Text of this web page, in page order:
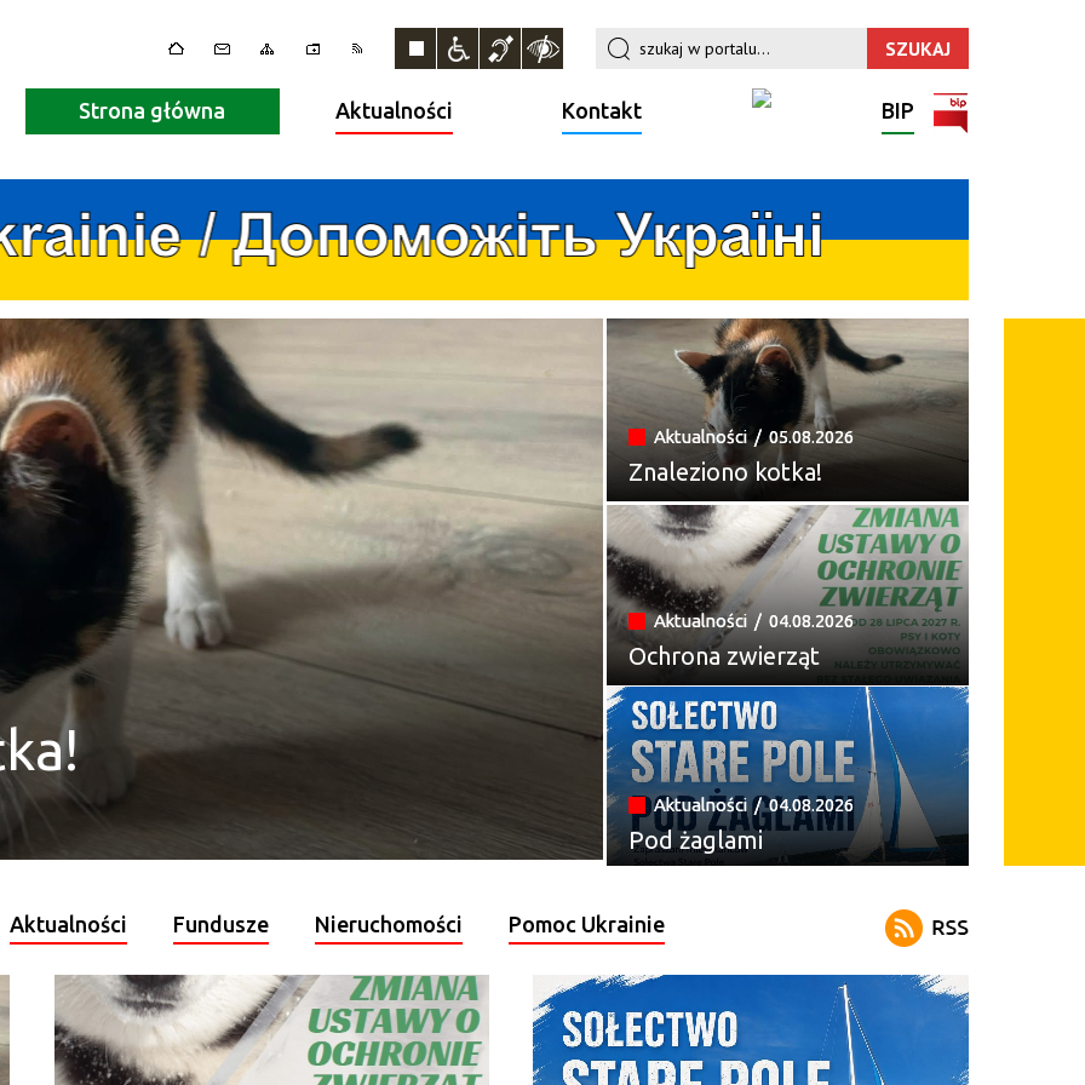
Strona główna Aktualności Kontakt BIP
Aktualności / 05.08.2026
Znaleziono kotka!
Aktualności / 04.08.2026
Ochrona zwierząt
Aktualności /04.08.2026
Pod żaglami
03.08.2026
Szukamy właściciela
Aktualności Fundusze Nieruchomości Pomoc Ukrainie